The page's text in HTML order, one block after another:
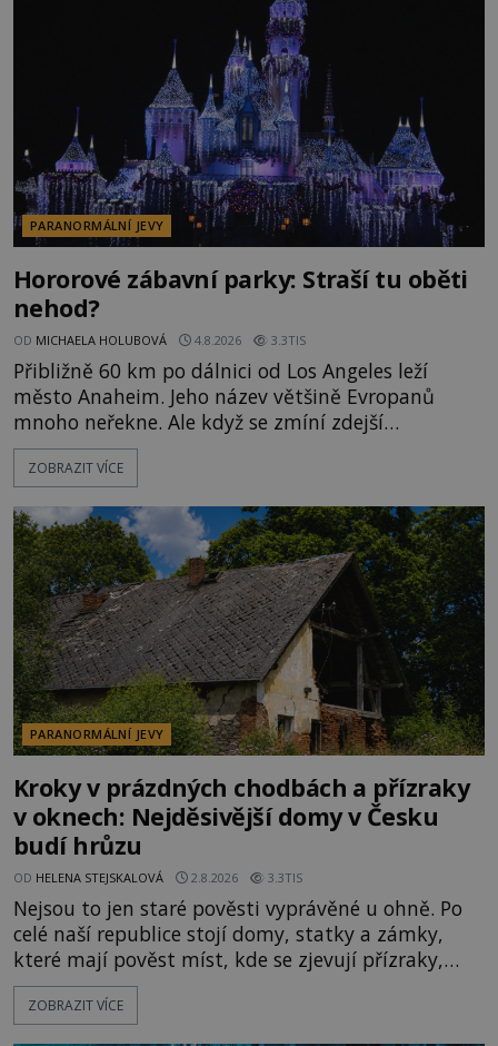
následně nalezne schovaný kokain. Tímto
momentem se slavnému
PARANORMÁLNÍ JEVY
Hororové zábavní parky: Straší tu oběti
nehod?
OD MICHAELA HOLUBOVÁ 4.8.2026 3.3TIS
Přibližně 60 km po dálnici od Los Angeles leží
město Anaheim. Jeho název většině Evropanů
mnoho neřekne. Ale když se zmíní zdejší
Disneyland, je hned jasno. Zábavní park vyroste na
poklidném místě bývalého sadu pomerančovníků.
kolem 17 000 000 zábavychtivých lidí ročně. A ač je
velká snaha to utajit, někteří z
ZOBRAZIT VÍCE
PARANORMÁLNÍ JEVY
Kroky v prázdných chodbách a přízraky
v oknech: Nejděsivější domy v Česku
budí hrůzu
OD HELENA STEJSKALOVÁ 2.8.2026 3.3TIS
Nejsou to jen staré pověsti vyprávěné u ohně. Po
celé naší republice stojí domy, statky a zámky,
které mají pověst míst, kde se zjevují přízraky,
ozývají nevysvětlitelné zvuky nebo se dějí podivné
jevy. Zatímco historici většinou hledají racionální
ZOBRAZIT VÍCE